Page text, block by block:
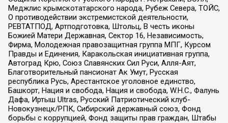
Меджлис крымскотатарского народа, Рубеж Севера, ТОЙС,
О противодействии экстремистской деятельности,
РЕВТАТПОД, Артподготовка, Штольц, В честь иконы
Божией Матери Державная, Сектор 16, Независимость,
Фирма, Молодежная правозащитная группа МПГ, Курсом
Правды и Единения, Каракольская инициативная группа,
Автоград Крю, Союз Славянских Сил Руси, Алля-Аят,
Благотворительный пансионат Ак Умут, Русская
республика Русь, Арестантское уголовное единство,
Башкорт, Нация и свобода, Нация и свобода, W.H.С., Фалунь
Дафа, Иртыш Ultras, Русский Патриотический клуб-
Новокузнецк/РПК, Сибирский державный союз, Фонд
борьбы с коррупцией, Фонд защиты прав граждан, Штабы